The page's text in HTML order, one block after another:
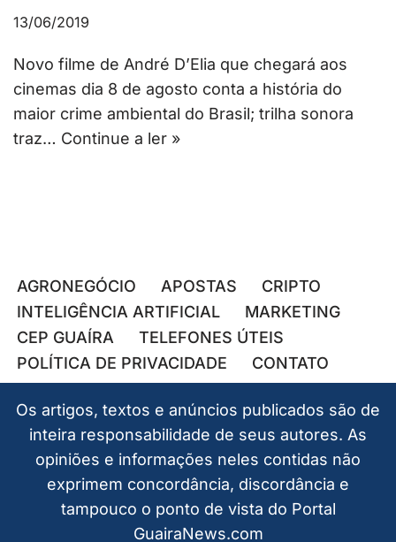
13/06/2019
Novo filme de André D’Elia que chegará aos
cinemas dia 8 de agosto conta a história do
maior crime ambiental do Brasil; trilha sonora
traz… Continue a ler »
AGRONEGÓCIO APOSTAS
CRIPTO
INTELIGÊNCIA ARTIFICIAL
MARKETING
CEP GUAÍRA
TELEFONES ÚTEIS
POLÍTICA DE PRIVACIDADE
CONTATO
Os artigos, textos e anúncios publicados são de
inteira responsabilidade de seus autores. As
opiniões e informações neles contidas não
exprimem concordância, discordância e
tampouco o ponto de vista do Portal
GuairaNews.com